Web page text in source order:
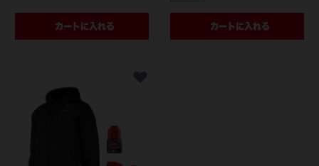
カートに入れる カートに入れる